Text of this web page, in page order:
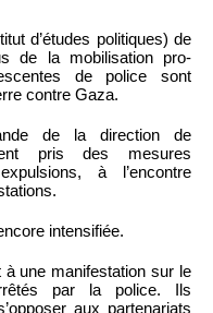
d’études politiques) de
de la mobilisation pro-
de police sont
contre Gaza.
de la direction de
pris des mesures
à l’encontre
intensifiée.
une manifestation sur le
par la police. Ils
aux partenariats